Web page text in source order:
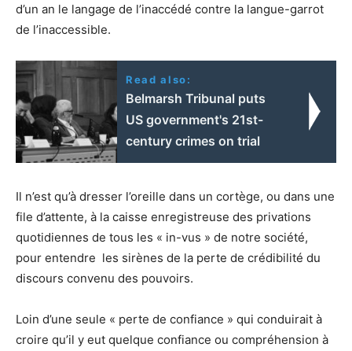
d’un an le langage de l’inaccédé contre la langue-garrot
de l’inaccessible.
Read also:
Belmarsh Tribunal puts
US government's 21st-
century crimes on trial
Il n’est qu’à dresser l’oreille dans un cortège, ou dans une
file d’attente, à la caisse enregistreuse des privations
quotidiennes de tous les « in-vus » de notre société,
pour entendre les sirènes de la perte de crédibilité du
discours convenu des pouvoirs.
Loin d’une seule « perte de confiance » qui conduirait à
croire qu’il y eut quelque confiance ou compréhension à